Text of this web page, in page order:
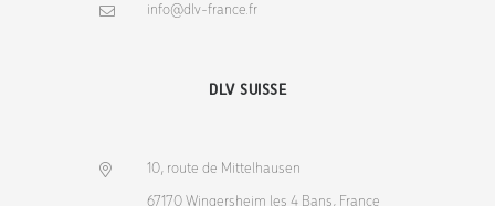
info@dlv-france.fr
DLV SUISSE
10, route de Mittelhausen
67170 Wingersheim les 4 Bans, France